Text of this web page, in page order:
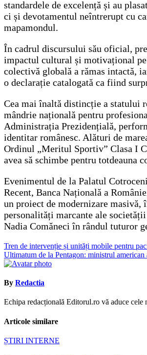
standardele de excelență și au
ci și devotamentul neîntrerupt cu
mapamondul.
În cadrul discursului său oficial,
impactul cultural și motivațional pe
colectivă globală a rămas intactă,
o declarație catalogată ca fiind
Cea mai înaltă distincție a statului
mândrie națională pentru
Administrația Prezidențială,
identitar românesc. Alături de
Ordinul „Meritul Sportiv” Clasa I
avea să schimbe pentru totdeauna
Evenimentul de la Palatul
Recent, Banca Națională a
un proiect de modernizare masivă,
personalități marcante ale
Nadia Comăneci în rândul tuturor
Navigare
în
Tren de intervenție și unități mobile pentru
Ultimatum de la Pentagon: ministrul
By Redactia
Echipa redacțională Editorul.ro vă aduce
Articole similare
ȘTIRI INTERNE